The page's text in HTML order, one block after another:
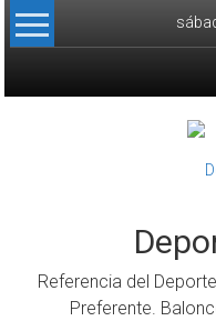
Skip to content
Referencia del
Preferente.